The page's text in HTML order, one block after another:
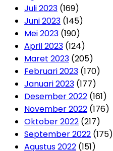
Juli 2023 (169)
Juni 2023 (145)
Mei 2023 (190)
April 2023 (124)
Maret 2023 (205)
Februari 2023 (170)
Januari 2023 (177)
Desember 2022 (161)
November 2022 (176)
Oktober 2022 (217)
September 2022 (175)
Agustus 2022 (151)